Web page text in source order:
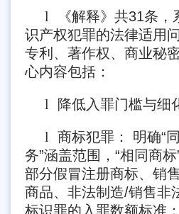
l 《解释》共31条，
识产权犯罪的法律适用
专利、著作权、商业秘
心内容包括：
l 降低入罪门槛与细
l 商标犯罪： 明确“
务”涵盖范围，“相同商
部分假冒注册商标、销
商品、非法制造/销售非
标识罪的入罪数额标准